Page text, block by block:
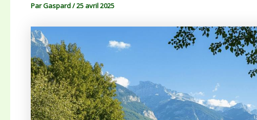
ParGaspard/25 avril 2025